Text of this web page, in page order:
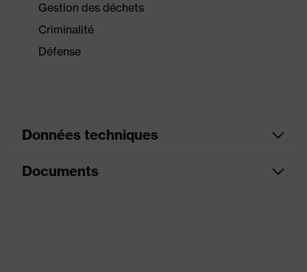
Gestion des déchets
Criminalité
Défense
Données techniques
couleur de
Documents